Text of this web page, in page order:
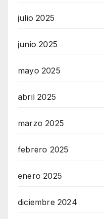
julio 2025
junio 2025
mayo 2025
abril 2025
marzo 2025
febrero 2025
enero 2025
diciembre 2024